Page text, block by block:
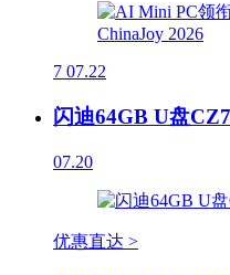
7 07.22
闪迪64GB U盘
07.20
优惠直达 >